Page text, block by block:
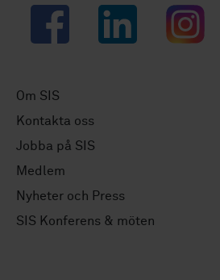
Facebook LinkedIn Instagram
Om SIS
Kontakta oss
Jobba på SIS
Medlem
Nyheter och Press
SIS Konferens & möten